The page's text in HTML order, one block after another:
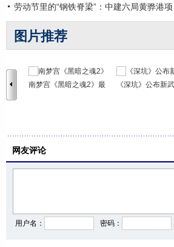
劳动节里的“钢铁脊梁”：中建六局黄骅港
图片推荐
南梦宫《黑暗之魂2》最 《深坑》公布新
网友评论
用户名： 密码：